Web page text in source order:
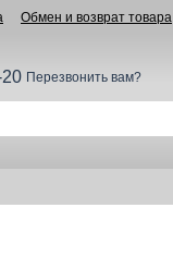
Обмен и возврат товара
Перезвонить вам?